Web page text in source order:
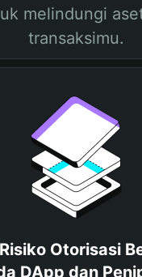
melindungi
transaksimu.
Otorisasi
DApp dan